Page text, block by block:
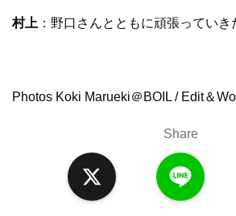
村上 ：野口さんとともに頑張っていき
Photos Koki Marueki＠BOIL / Edit＆
Share